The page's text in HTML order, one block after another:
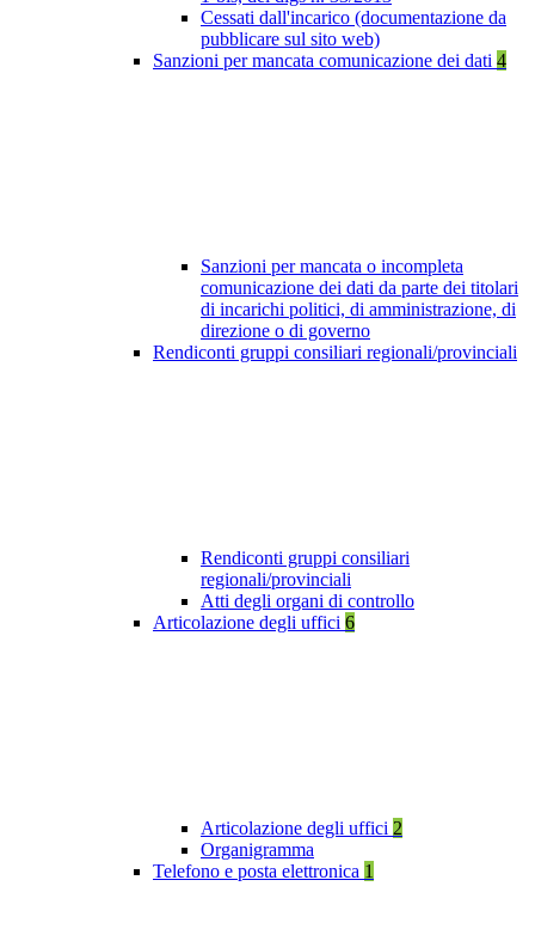
Cessati dall'incarico (documentazione da
pubblicare sul sito web)
Sanzioni per mancata comunicazione dei dati 4
Sanzioni per mancata o incompleta
comunicazione dei dati da parte dei titolari
di incarichi politici, di amministrazione, di
direzione o di governo
Rendiconti gruppi consiliari regionali/provinciali
Rendiconti gruppi consiliari
regionali/provinciali
Atti degli organi di controllo
Articolazione degli uffici 6
Articolazione degli uffici 2
Organigramma
Telefono e posta elettronica 1